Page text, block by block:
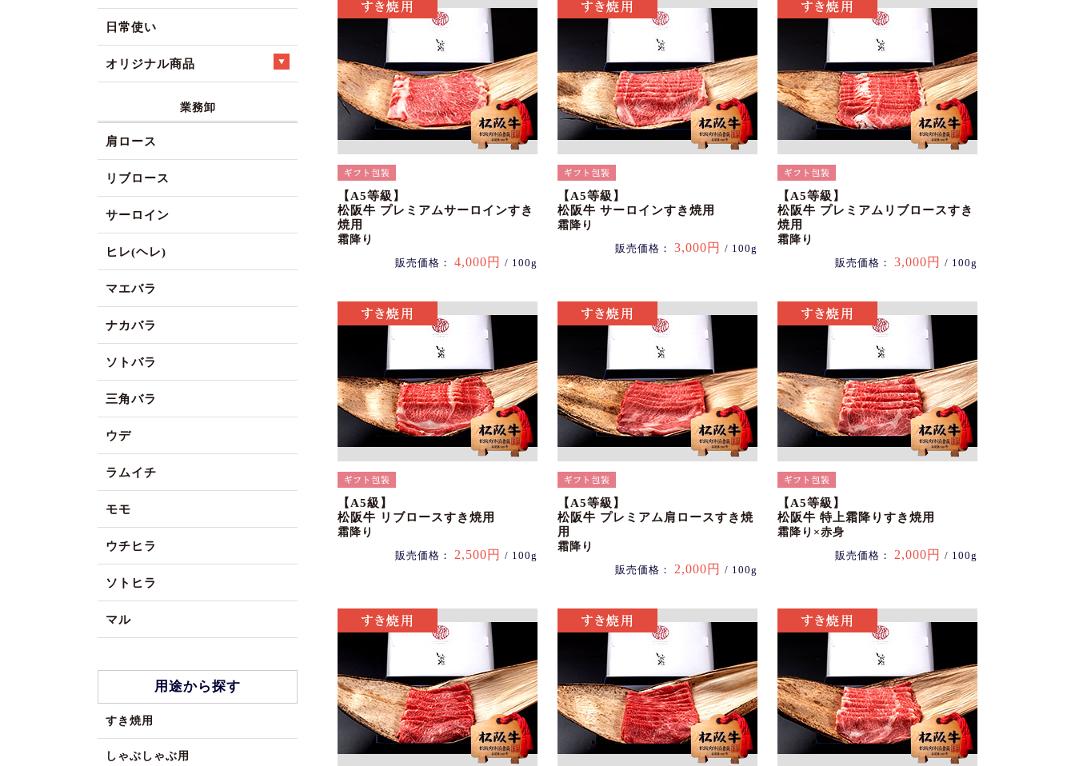
【A5等級】
松阪牛 プレミアムサーロインすき
焼用
霜降り
販売価格： 4,000円 / 100g
【A5等級】
松阪牛 サーロインすき焼用
霜降り
販売価格： 3,000円 / 100g
【A5等級】
松阪牛 プレミアムリブロースすき
焼用
霜降り
販売価格： 3,000円 / 100g
【A5級】
松阪牛 リブロースすき焼用
霜降り
販売価格： 2,500円 / 100g
【A5等級】
松阪牛 プレミアム肩ロースすき焼
用
霜降り
販売価格： 2,000円 / 100g
【A5等級】
松阪牛 特上霜降りすき焼用
霜降り×赤身
販売価格： 2,000円 / 100g
日常使い
オリジナル商品
業務卸
肩ロース
リブロース
サーロイン
ヒレ(ヘレ)
マエバラ
ナカバラ
ソトバラ
三角バラ
ウデ
ラムイチ
モモ
ウチヒラ
ソトヒラ
マル
用途から探す
すき焼用
しゃぶしゃぶ用